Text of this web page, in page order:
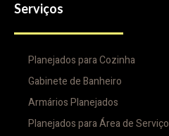
Serviços
Planejados para Cozinha
Gabinete de Banheiro
Armários Planejados
Planejados para Área de Serviço